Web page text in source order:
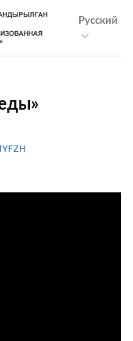
Русский